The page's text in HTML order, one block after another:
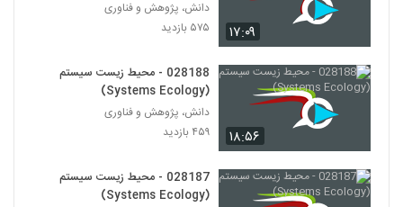
028198 - اقتصاد پیچیده (Complexity
Economics)
۴۷۴ بازدید
028199 - اقتصاد پیچیده (Complexity
Economics)
189
Economics)
۵۰۹ بازدید
۱۷:۰۹
دانش، پژوهش و فناوری
۵۷۵ بازدید
۱۸:۵۶
028188 - محیط زیست سیستم
(Systems Ecology)
دانش، پژوهش و فناوری
۴۵۹ بازدید
028187 - محیط زیست سیستم
(Systems Ecology)